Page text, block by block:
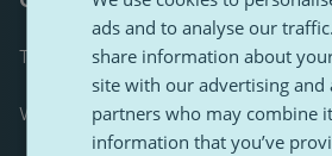
Tabela wyników
Większość opublikowanych
ads and to analyse our
share information about
site with our advertising and
partners who may combine
information that you’ve